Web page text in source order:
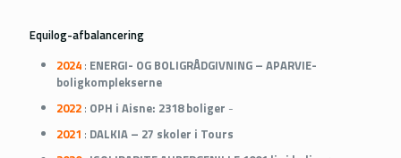
Equilog-afbalancering
2024 : ENERGI- OG BOLIGRÅDGIVNING – APARVIE-
boligkomplekserne
2022 : OPH i Aisne: 2318 boliger -
2021 : DALKIA – 27 skoler i Tours